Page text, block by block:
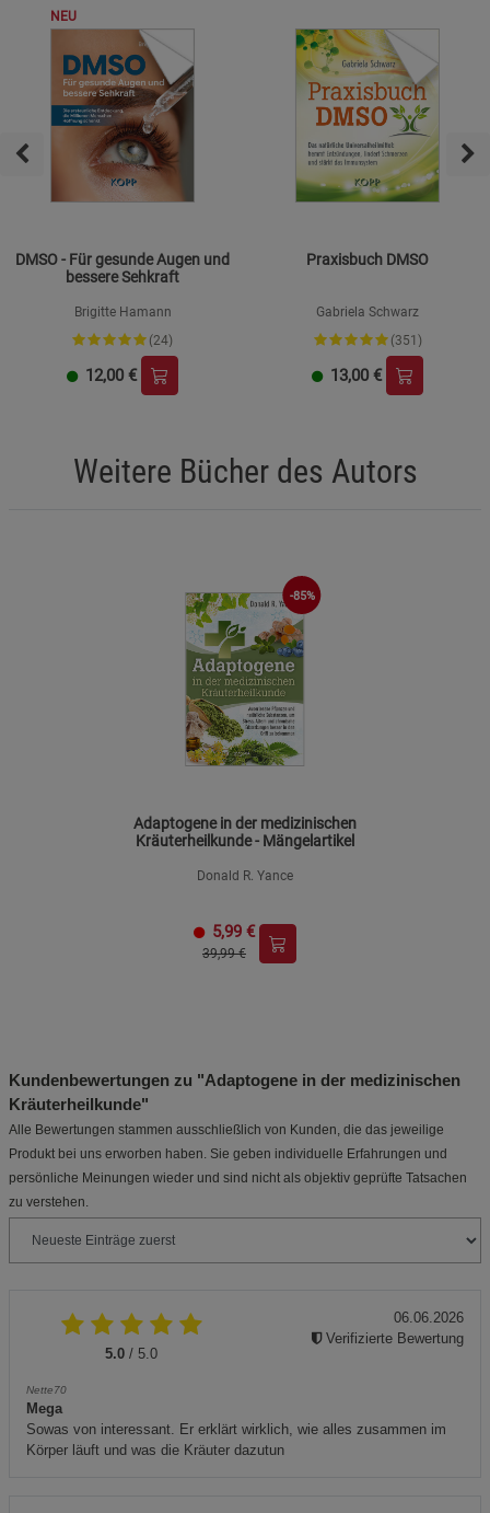
NEU
DMSO - Für gesunde Augen und
bessere Sehkraft
Brigitte Hamann
(24)
12,00 €
Praxisbuch DMSO
Gabriela Schwarz
(351)
13,00 €
Weitere Bücher des Autors
-85%
Adaptogene in der medizinischen
Kräuterheilkunde - Mängelartikel
Donald R. Yance
5,99 €
39,99 €
Kundenbewertungen zu "Adaptogene in der medizinischen
Kräuterheilkunde"
Alle Bewertungen stammen ausschließlich von Kunden, die das jeweilige
Produkt bei uns erworben haben. Sie geben individuelle Erfahrungen und
persönliche Meinungen wieder und sind nicht als objektiv geprüfte Tatsachen
zu verstehen.
5.0 / 5.0
Nette70
Mega
Sowas von interessant. Er erklärt wirklich, wie alles zusammen im
Körper läuft und was die Kräuter dazutun
06.06.2026
Verifizierte Bewertung